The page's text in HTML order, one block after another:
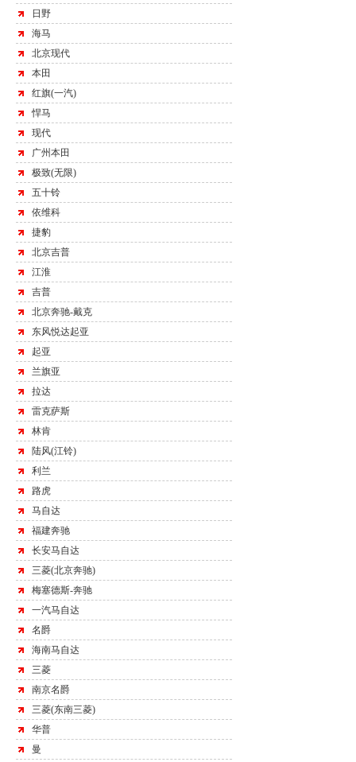
日野
海马
北京现代
本田
红旗(一汽)
悍马
现代
广州本田
极致(无限)
五十铃
依维科
捷豹
北京吉普
江淮
吉普
北京奔驰-戴克
东风悦达起亚
起亚
兰旗亚
拉达
雷克萨斯
林肯
陆风(江铃)
利兰
路虎
马自达
福建奔驰
长安马自达
三菱(北京奔驰)
梅塞德斯-奔驰
一汽马自达
名爵
海南马自达
三菱
南京名爵
三菱(东南三菱)
华普
曼